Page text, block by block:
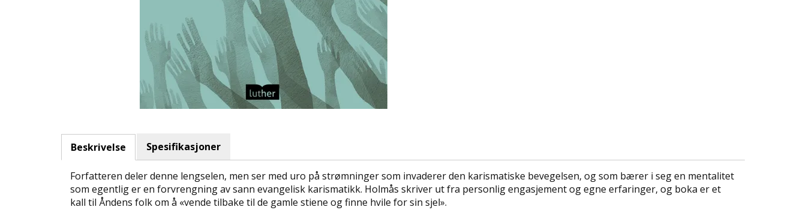
Beskrivelse Spesifikasjoner
Forfatteren deler denne lengselen, men ser med uro på strømninger som invaderer den karismatiske bevegelsen, og som bærer i seg en mentalitet
som egentlig er en forvrengning av sann evangelisk karismatikk. Holmås skriver ut fra personlig engasjement og egne erfaringer, og boka er et
kall til Åndens folk om å «vende tilbake til de gamle stiene og finne hvile for sin sjel».